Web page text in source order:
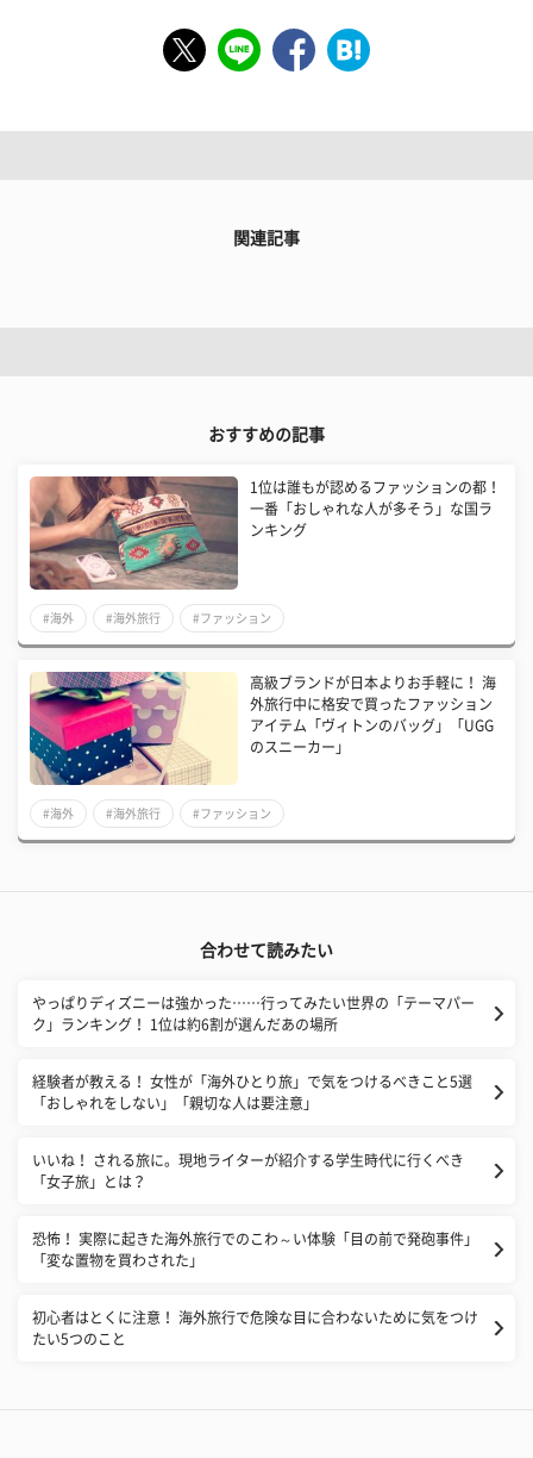
関連記事
おすすめの記事
​1位は誰もが認めるファッションの都！
一番「おしゃれな人が多そう」な国ラ
ンキング
#海外 #海外旅行 #ファッション
​高級ブランドが日本よりお手軽に！ 海
外旅行中に格安で買ったファッション
アイテム「ヴィトンのバッグ」「UGG
のスニーカー」
#海外 #海外旅行 #ファッション
合わせて読みたい
​やっぱりディズニーは強かった……行ってみたい世界の「テーマパー
ク」ランキング！ 1位は約6割が選んだあの場所
経験者が教える！ 女性が「海外ひとり旅」で気をつけるべきこと5選
「おしゃれをしない」「親切な人は要注意」
いいね！ される旅に。現地ライターが紹介する学生時代に行くべき
「女子旅」とは？
恐怖！ 実際に起きた海外旅行でのこわ～い体験「目の前で発砲事件」
「変な置物を買わされた」
初心者はとくに注意！ 海外旅行で危険な目に合わないために気をつけ
たい5つのこと